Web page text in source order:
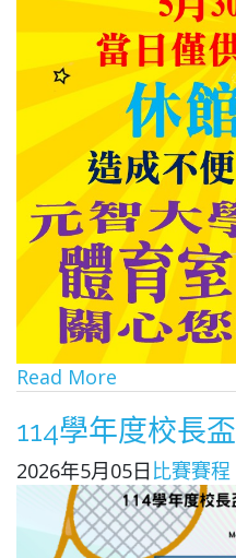
Read More
114學年度校長
2026年5月05日 比賽賽程